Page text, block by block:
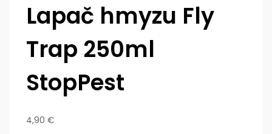
Lapač hmyzu Fly
Trap 250ml
StopPest
4,90 €